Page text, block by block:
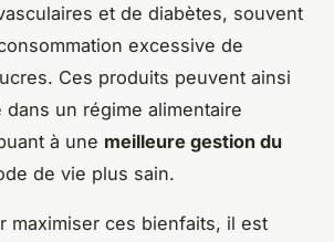
et de diabètes, souvent
excessive de
Ces produits peuvent ainsi
un régime alimentaire
à une meilleure gestion du
de vie plus sain.
maximiser ces bienfaits, il est